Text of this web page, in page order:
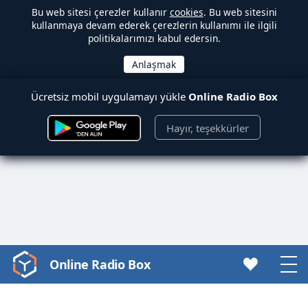
Bu web sitesi çerezler kullanır cookies. Bu web sitesini
kullanmaya devam ederek çerezlerin kullanımı ile ilgili
politikalarımızı kabul edersin.
Ücretsiz mobil uygulamayı yükle Online Radio Box
Hayır, teşekkürler
Video
Player
Online Radio Box